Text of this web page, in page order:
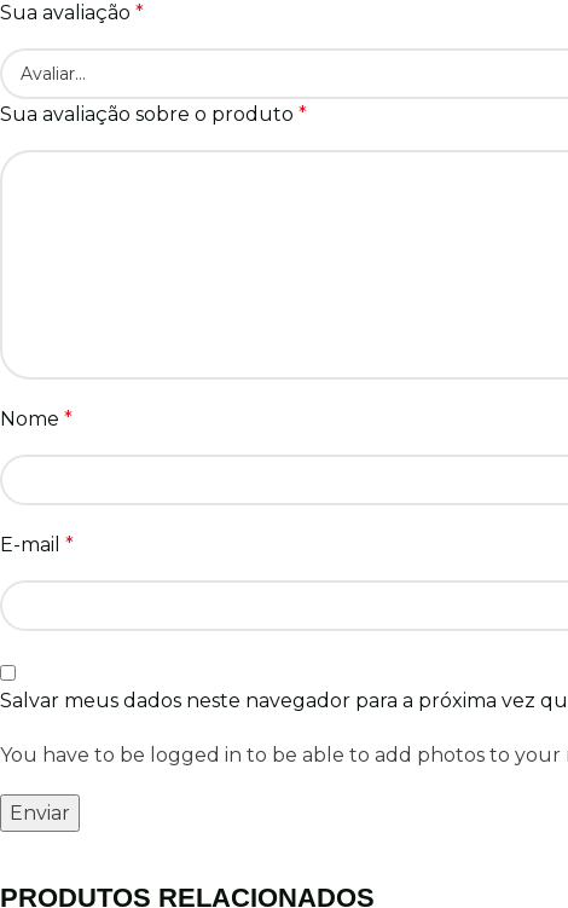
Sua avaliação *
Sua avaliação sobre o produto *
Nome *
E-mail *
Salvar meus dados neste navegador para a próxima vez
You have to be logged in to be able to add photos to your
PRODUTOS RELACIONADOS